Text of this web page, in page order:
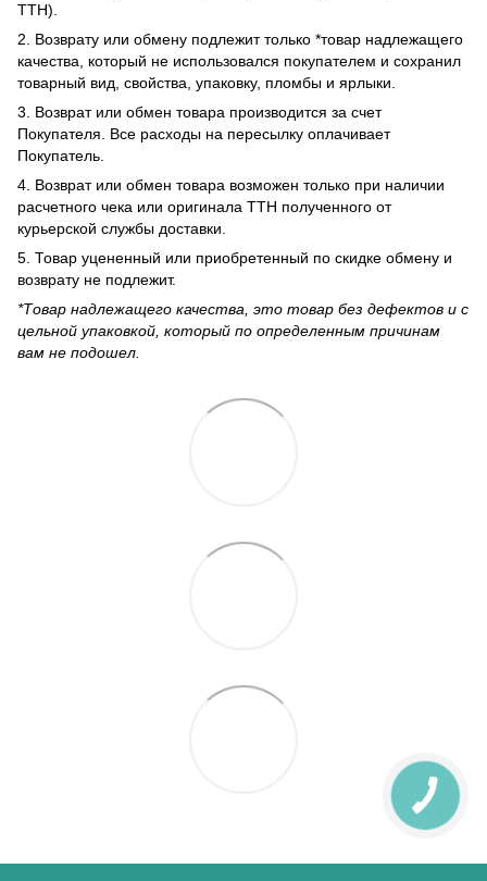
ТТН).
2. Возврату или обмену подлежит только *товар надлежащего
качества, который не использовался покупателем и сохранил
товарный вид, свойства, упаковку, пломбы и ярлыки.
3. Возврат или обмен товара производится за счет
Покупателя. Все расходы на пересылку оплачивает
Покупатель.
4. Возврат или обмен товара возможен только при наличии
расчетного чека или оригинала ТТН полученного от
курьерской службы доставки.
5. Товар уцененный или приобретенный по скидке обмену и
возврату не подлежит.
*Товар надлежащего качества, это товар без дефектов и с
цельной упаковкой, который по определенным причинам
вам не подошел.